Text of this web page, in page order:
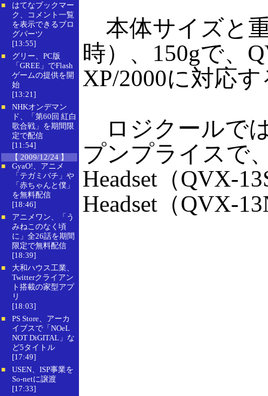
■
はてなブックマー
ク、コメント一覧
を表示できるブロ
グパーツ
[13:55]
■
グリー、PC版
「GREE」でFlash
ゲームの提供を開
始
[13:21]
■
NHKオンデマン
ド、「第60回 紅白
歌合戦」を期間限
定で配信
[11:54]
【 2009/12/24 】
■
GyaO!、アニメ
「テガミバチ」や
「赤ちゃんと僕」
を無料配信
[18:46]
■
アニメワン、「う
みねこのなく頃
に」全26話を期間
限定で無料配信
[18:39]
■
大和ハウス工業、
Twitterクライアン
ト搭載の家型アプ
リ
[18:03]
■
PS Store、アーカ
イブスで「NOeL
NOT DiGITAL」な
ど5タイトル
[17:49]
■
USEN、ISP事業を
So-netに譲渡
[17:33]
本体サイズと
時）、150gで、
XP/2000に対応
ロジクールで
プンプライスで
Headset（QVX-
Headset（QVX-